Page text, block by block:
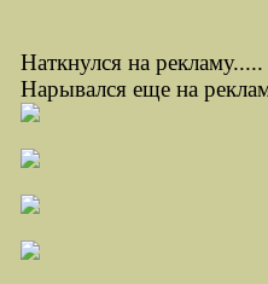
Наткнулся на рекламу.....
Нарывался еще на